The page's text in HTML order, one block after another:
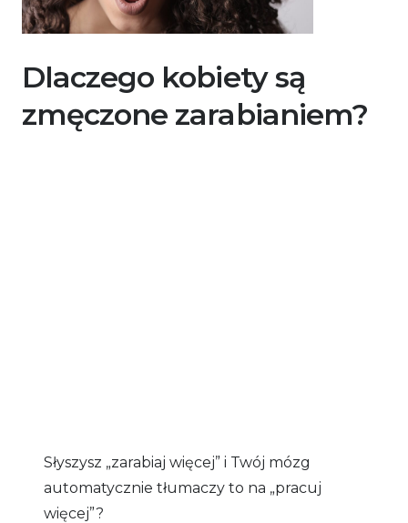
Dlaczego kobiety są
zmęczone zarabianiem?
Słyszysz „zarabiaj więcej” i Twój mózg
automatycznie tłumaczy to na „pracuj
więcej”?